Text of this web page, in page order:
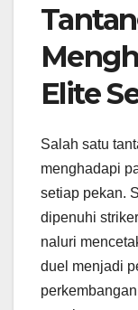
Elite
Salah satu
menghadapi
setiap pekan.
dipenuhi
naluri
duel menjadi